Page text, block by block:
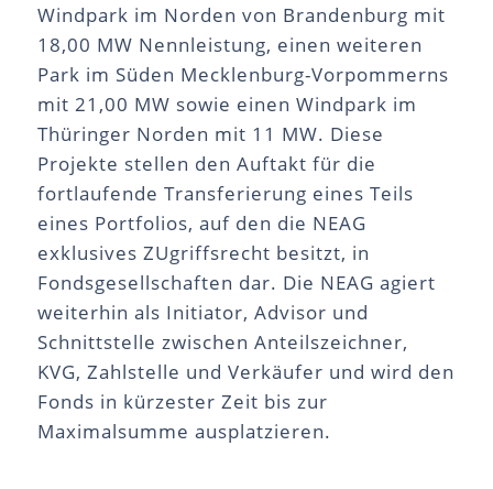
Windpark im Norden von Brandenburg mit
18,00 MW Nennleistung, einen weiteren
Park im Süden Mecklenburg-Vorpommerns
mit 21,00 MW sowie einen Windpark im
Thüringer Norden mit 11 MW. Diese
Projekte stellen den Auftakt für die
fortlaufende Transferierung eines Teils
eines Portfolios, auf den die NEAG
exklusives ZUgriffsrecht besitzt, in
Fondsgesellschaften dar. Die NEAG agiert
weiterhin als Initiator, Advisor und
Schnittstelle zwischen Anteilszeichner,
KVG, Zahlstelle und Verkäufer und wird den
Fonds in kürzester Zeit bis zur
Maximalsumme ausplatzieren.